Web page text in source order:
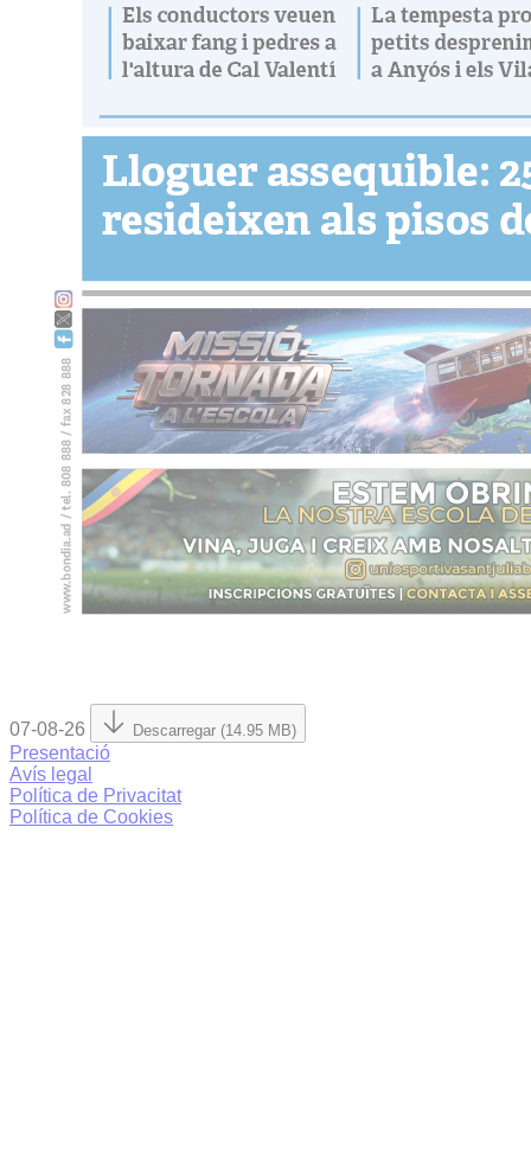
07-08-26 Descarregar (14.95 MB)
Presentació
Avís legal
Política de Privacitat
Política de Cookies